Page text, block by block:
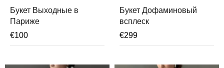
Букет Выходные в
Париже
€100
Букет Дофаминовый
всплеск
€299